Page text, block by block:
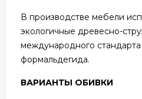
В производстве мебели
экологичные древесно-
международного
формальдегида.
ВАРИАНТЫ ОБИВКИ